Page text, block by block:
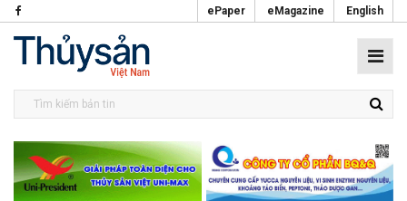
ePaper eMagazine English